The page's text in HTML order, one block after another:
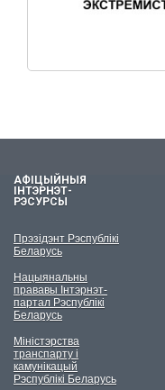
АФІЦЫЙНЫЯ
ІНТЭРНЭТ-
РЭСУРСЫ
Прэзідэнт Рэспублікі
Беларусь
Нацыянальны
прававы Інтэрнэт-
партал Рэспублікі
Беларусь
Міністэрства
транспарту і
камунікацый
Рэспублікі Беларусь